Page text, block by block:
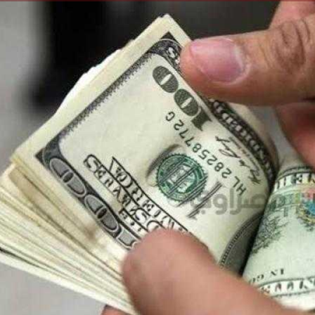
إلهام شرشر تكتب: دي مبقتش كورة..
دي سياسة
السيسي بعيد ميلاده وتُشيد بجهوده
في بناء الدولة